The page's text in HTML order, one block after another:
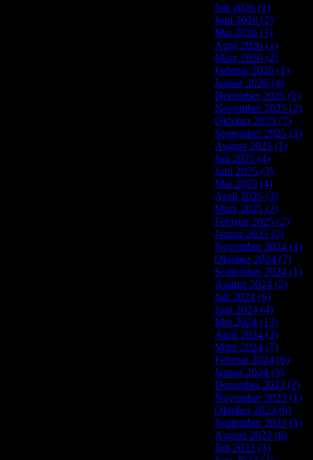
Juli 2026 (2)
Juni 2026 (2)
Mai 2026 (3)
April 2026 (1)
März 2026 (2)
Februar 2026 (1)
Januar 2026 (4)
Dezember 2025 (5)
November 2025 (2)
Oktober 2025 (7)
September 2025 (3)
August 2025 (1)
Juli 2025 (4)
Juni 2025 (3)
Mai 2025 (4)
April 2025 (3)
März 2025 (2)
Februar 2025 (2)
Januar 2025 (2)
November 2024 (3)
Oktober 2024 (7)
September 2024 (1)
August 2024 (2)
Juli 2024 (6)
Juni 2024 (4)
Mai 2024 (13)
April 2024 (3)
März 2024 (7)
Februar 2024 (6)
Januar 2024 (3)
Dezember 2023 (2)
November 2023 (1)
Oktober 2023 (6)
September 2023 (5)
August 2023 (6)
Juli 2023 (3)